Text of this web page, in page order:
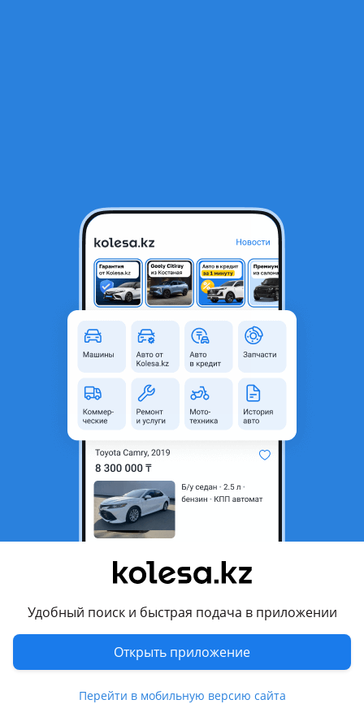
Удобный поиск и быстрая подача в приложении
Открыть приложение
Перейти в мобильную версию сайта
Hyundai Elantra 2024 года
11 000 000 ₸
Объявление находится в архиве и может быть
Шымкент, Туркестанская
2023 - н.в. 7 поколение
Седан
Объем двигателя, л
40 000 км
Вариатор
Привод
Передний привод
Руль
Справа
Цвет
белый
Растаможен в Казахстане